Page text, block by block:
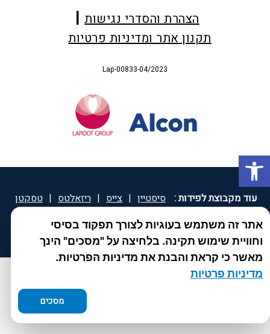
פתח סרגל נגישות
הצהרת והסדרי נגישות
תקנון אתר ומדיניות פרטיות
Lap-00833-04/2023
אתר זה משתמש בעוגיות לצורך תפקוד בסיסי
וחוויית שימוש תקינה. בלחיצה על "מסכים" הינך
מאשר כי קראת והבנת את מדיניות הפרטיות.
מדיניות פרטיות
מסכים
עוד מקבוצת לפידות : סיסטיין | צייס | ריזאלטס | טסקטן
| ספאטון | ספיד גרון | יוטיפרו פלוס | קוקידנט |
DROPsept ®